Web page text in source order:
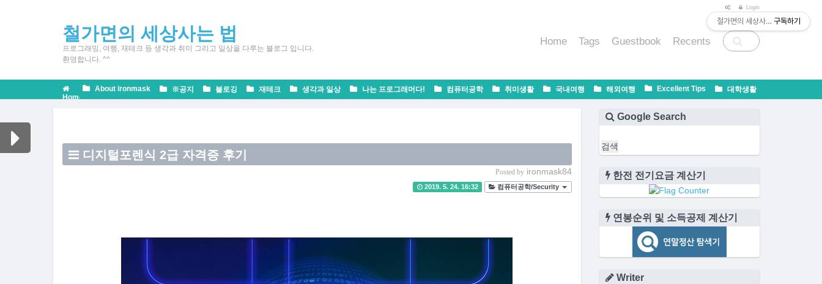
Login
Home Tags Guestbook Recents
철가면의 세상사는 법
프로그래밍, 여행, 재테크 등 생각과 취미 그리고 일상을 다루는 블로그 입니다.
환영합니다. ^^
About ironmask ※공지 블로깅 재테크 생각과 일상 나는 프로그래머다! 컴퓨터공학 취미생활 국내여행 해외여행 Excellent Tips
대학생활
Home
디지털포렌식 2급 자격증 후기
Posted byironmask84
2019. 5. 24. 16:32 컴퓨터공학/Security
Google Search
한전 전기요금 계산기
연봉순위 및 소득공제 계산기
Writer
티스토리툴바 철가면의 세상사는 법구독하기